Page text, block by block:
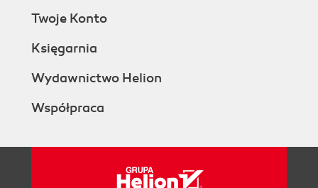
Twoje Konto
Księgarnia
Wydawnictwo Helion
Współpraca